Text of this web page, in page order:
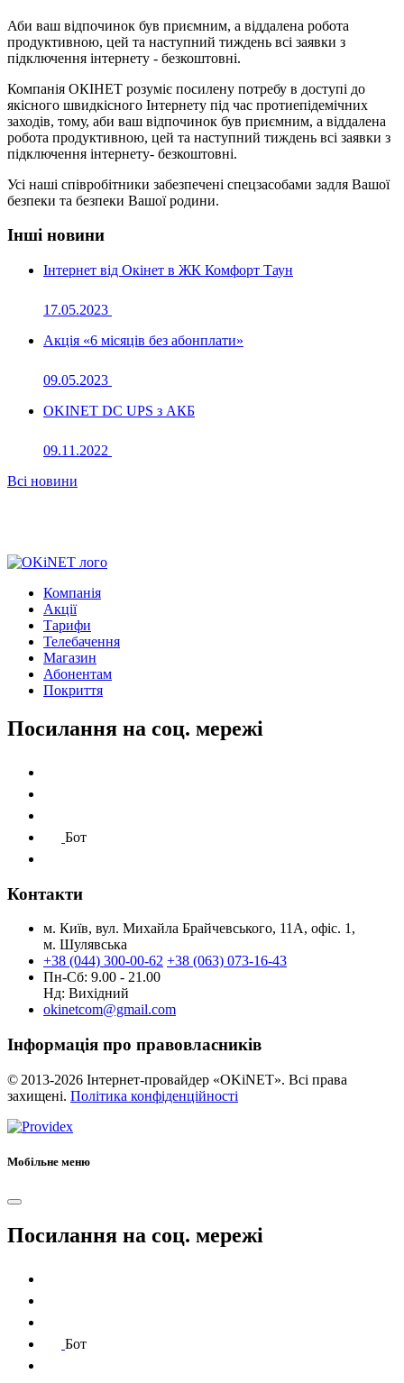
Аби ваш відпочинок був приємним, а віддалена робота
продуктивною, цей та наступний тиждень всі заявки з
підключення інтернету - безкоштовні.
Компанія ОКІНЕТ розуміє посилену потребу в доступі до
якісного швидкісного Інтернету під час протиепідемічних
заходів, тому, аби ваш відпочинок був приємним, а віддалена
робота продуктивною, цей та наступний тиждень всі заявки з
підключення інтернету- безкоштовні.
Усі наші співробітники забезпечені спецзасобами задля Вашої
безпеки та безпеки Вашої родини.
Інші новини
Інтернет від Окінет в ЖК Комфорт Таун
17.05.2023
Акція «6 місяців без абонплати»
09.05.2023
OKINET DC UPS з АКБ
09.11.2022
Всі новини
Компанія
Акції
Тарифи
Телебачення
Магазин
Абонентам
Покриття
Посилання на соц. мережі
Бот
Контакти
м. Київ, вул. Михайла Брайчевського, 11А, офіс. 1,
м. Шулявська
+38 (044) 300-00-62 +38 (063) 073-16-43
Пн-Сб: 9.00 - 21.00
Нд: Вихідний
okinetcom@gmail.com
Інформація про правовласників
© 2013-2026 Інтернет-провайдер «OKiNET». Всі права
захищені. Політика конфіденційності
Мобільне меню
Посилання на соц. мережі
Бот